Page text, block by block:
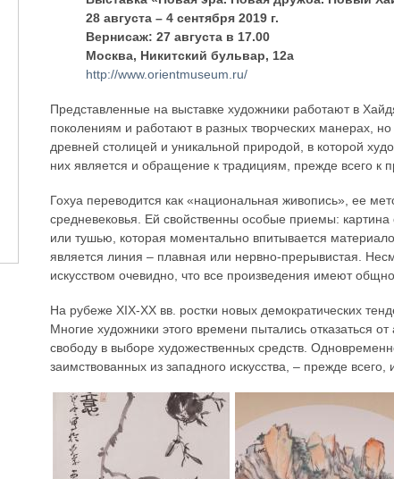
28 августа – 4 сентября 2019 г.
Вернисаж: 27 августа в 17.00
Москва, Никитский бульвар, 12а
http://www.orientmuseum.ru/
Представленные на выставке художники работают в
поколениям и работают в разных творческих манерах,
древней столицей и уникальной природой, в которой
них является и обращение к традициям, прежде всего к
Гохуа переводится как «национальная живопись», ее
средневековья. Ей свойственны особые приемы:
или тушью, которая моментально впитывается
является линия – плавная или нервно-прерывистая.
искусством очевидно, что все произведения имеют
На рубеже XIX-XX вв. ростки новых демократических
Многие художники этого времени пытались отказаться
свободу в выборе художественных средств.
заимствованных из западного искусства, – прежде